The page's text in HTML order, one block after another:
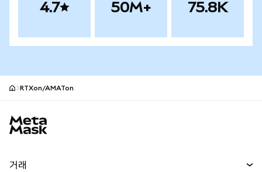
4.7 50M+ 75.8K
RTXon/AMATon
거래